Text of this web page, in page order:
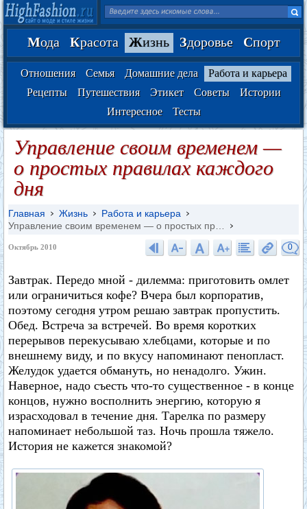
Мода Красота Жизнь Здоровье Спорт
Отношения Семья Домашние дела
Работа и карьера
Рецепты
Путешествия Этикет Советы
Истории
Интересное
Тесты
Управление своим временем —
о простых правилах каждого
дня
Главная Жизнь
Работа и карьера
Управление своим временем — о простых пр…
Октябрь 2010 0
Завтрак. Передо мной - дилемма: приготовить омлет
или ограничиться кофе? Вчера был корпоратив,
поэтому сегодня утром решаю завтрак пропустить.
Обед. Встреча за встречей. Во время коротких
перерывов перекусываю хлебцами, которые и по
внешнему виду, и по вкусу напоминают пенопласт.
Желудок удается обмануть, но ненадолго. Ужин.
Наверное, надо съесть что-то существенное - в конце
концов, нужно восполнить энергию, которую я
израсходовал в течение дня. Тарелка по размеру
напоминает небольшой таз. Ночь прошла тяжело.
История не кажется знакомой?